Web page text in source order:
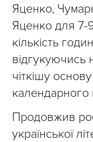
Яценко,
Яценко для 7-
кількість
відгукуючись
чіткішу
календарного
Продовжив
української